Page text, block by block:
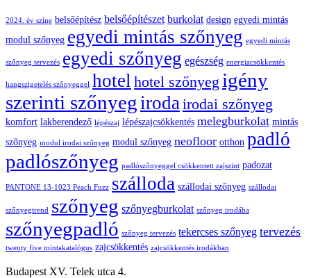
2024. év színe belsőépítész belsőépítészet burkolat design egyedi mintás
modul szőnyeg egyedi mintás szőnyeg egyedi mintás
szőnyeg tervezés egyedi szőnyeg egészség energiacsökkentés
hangszigetelés szőnyeggel hotel hotel szőnyeg igény
szerinti szőnyegirodairodai szőnyeg
komfort lakberendező lépészaj lépészajcsökkentés melegburkolat mintás
szőnyeg modul irodai szőnyeg modul szőnyeg neofloor otthon padló
padlószőnyeg padlószőnyeggel csökkentett zajszint padozat
PANTONE 13-1023 Peach Fuzz szálloda szállodai szőnyeg szállodai
szőnyegtrend szőnyeg szőnyegburkolat szőnyeg irodába
szőnyegpadló szőnyeg tervezés tekercses szőnyeg tervezés
twenty five mintakatalógus zajcsökkentés zajcsökkentés irodákban
Budapest XV. Telek utca 4.